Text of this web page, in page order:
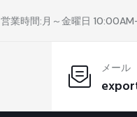
営業時間:月～金曜日
メール